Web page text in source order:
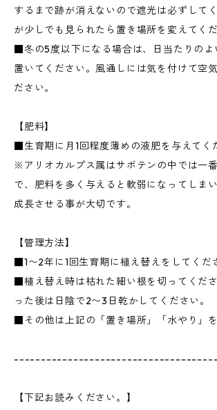
するまで跡が消えないので遮光は必ずして
が少しでも見られたら置き場所を変えてくだ
■冬の5度以下になる場合は、日当たりのよ
置いてください。風通しには気を付けて空
ださい。
【肥料】
■生育期に月1回程度薄めの液肥を与えてく
※アリオカルプス属はサボテンの中では一
で、肥料を多く与えると軟弱になってしま
成長させる事が大切です。
【管理方法】
■1〜2年に1回生育期に植え替えをしてくだ
■植え替え時は枯れた細い根を切ってくだ
った後は日陰で2〜3日乾かしてください。
■その他は上記の「置き場所」「水やり」を
--------------------------------------
【下記お読みください。】